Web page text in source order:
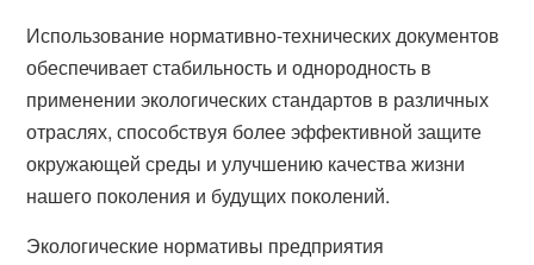
Использование нормативно-технических документов
обеспечивает стабильность и однородность в
применении экологических стандартов в различных
отраслях, способствуя более эффективной защите
окружающей среды и улучшению качества жизни
нашего поколения и будущих поколений.
Экологические нормативы предприятия